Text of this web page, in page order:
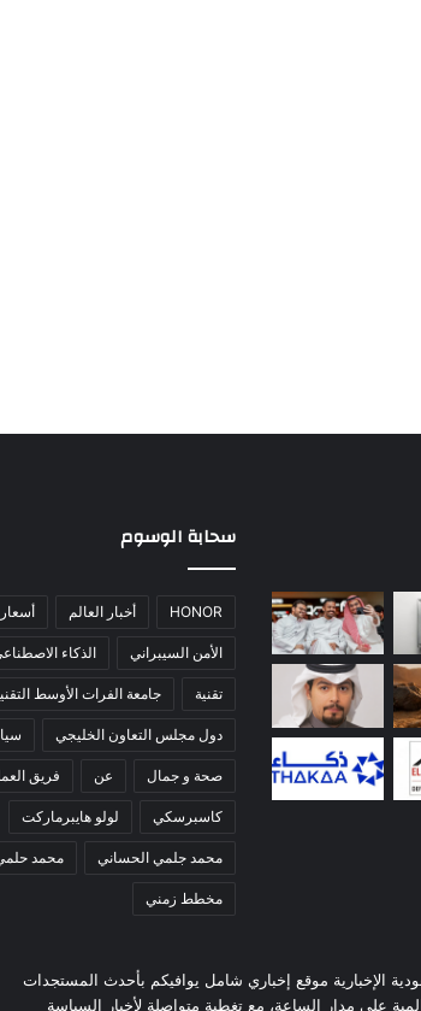
سحابة الوسوم
HONOR أخبار العالم
الأمن السيبراني الذكاء
تقنية جامعة الفرات الأوسط
دول مجلس التعاون الخليجي
صحة و جمال عن فريق
كاسبرسكي لولو هايبرماركت
محمد جلمي الحساني محمد
مخطط زمني
الإخبارية موقع إخباري شامل يوافيكم بأحدث المستجدات
على مدار الساعة، مع تغطية متواصلة لأخبار السياسة